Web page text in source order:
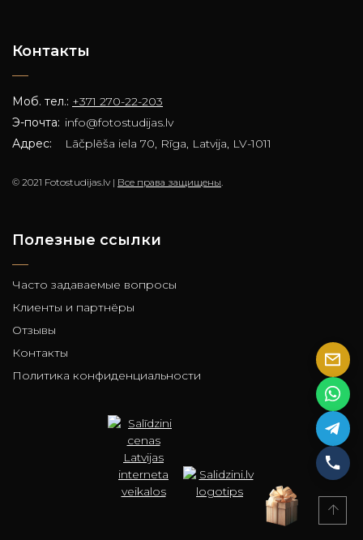
Контакты
Моб. тел.: +371 270-22-203
Э-почта: info@fotostudijas.lv
Адрес:
Lāčplēša iela 70, Rīga, Latvija, LV-1011
© 2021 Fotostudijas.lv | Все права защищены
Полезные ссылки
Часто задаваемые вопросы
Клиенты и партнёры
Отзывы
Контакты
Политика конфиденциальности